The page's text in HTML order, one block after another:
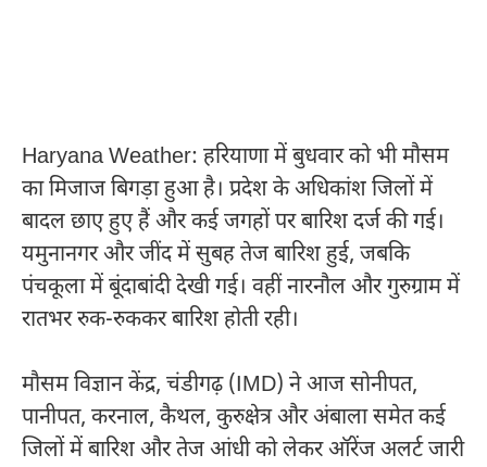
Haryana Weather: हरियाणा में बुधवार को भी मौसम
का मिजाज बिगड़ा हुआ है। प्रदेश के अधिकांश जिलों में
बादल छाए हुए हैं और कई जगहों पर बारिश दर्ज की गई।
यमुनानगर और जींद में सुबह तेज बारिश हुई, जबकि
पंचकूला में बूंदाबांदी देखी गई। वहीं नारनौल और गुरुग्राम में
रातभर रुक-रुककर बारिश होती रही।
मौसम विज्ञान केंद्र, चंडीगढ़ (IMD) ने आज सोनीपत,
पानीपत, करनाल, कैथल, कुरुक्षेत्र और अंबाला समेत कई
जिलों में बारिश और तेज आंधी को लेकर ऑरेंज अलर्ट जारी